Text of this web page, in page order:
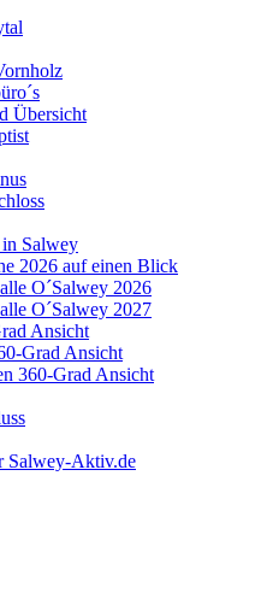
Übersicht
in Salwey
2026 auf einen Blick
O´Salwey 2026
O´Salwey 2027
Ansicht
Grad Ansicht
360-Grad Ansicht
Salwey-Aktiv.de